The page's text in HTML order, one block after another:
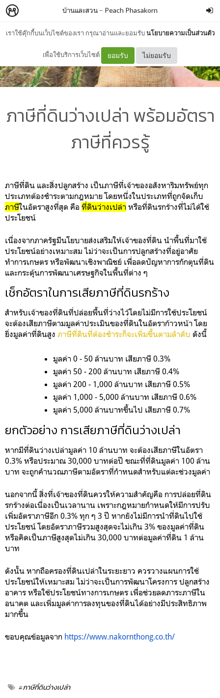
เราใช้คุ๊กกี้บนเว็บไซต์ของเรา กรุณาอ่านและยอมรับนโยบายความเป็นส่วนตัว
เพื่อใช้บริการเว็บไซต์ ยอมรับ ไม่ยอมรับ
บ้านและสวน – Peach Phasakorn
ภาษีที่ดินว่างเปล่า พร้อมอัตรา
ภาษีที่ควรรู้
ภาษีที่ดิน และสิ่งปลูกสร้าง เป็นภาษีที่เจ้าของอสังหาริมทรัพย์ทุก
ประเภทต้องชำระตามกฎหมาย โดยหนึ่งในประเภทที่ถูกจัดเก็บ
ภาษีในอัตราสูงที่สุด คือ ที่ดินว่างเปล่า หรือที่ดินรกร้างที่ไม่ได้ใช้
ประโยชน์
เนื่องจากภาครัฐมีนโยบายส่งเสริมให้เจ้าของที่ดิน นำพื้นที่มาใช้
ประโยชน์อย่างเหมาะสม ไม่ว่าจะเป็นการปลูกสร้างที่อยู่อาศัย
ทำการเกษตร หรือพัฒนาเชิงพาณิชย์ เพื่อลดปัญหาการกักตุนที่ดิน
และกระตุ้นการพัฒนาเศรษฐกิจในพื้นที่ต่าง ๆ
เช็กอัตราในการเสียภาษีที่ดินรกร้าง
สำหรับเจ้าของที่ดินที่ปล่อยพื้นที่ว่างไว้โดยไม่มีการใช้ประโยชน์
จะต้องเสียภาษีตามมูลค่าประเมินของที่ดินในอัตราก้าวหน้า โดย
ยิ่งมูลค่าที่ดินสูง ภาษีที่ดินที่ต้องชำระก็จะเพิ่มขึ้นตามลำดับ ดังนี้
มูลค่า 0 - 50 ล้านบาท เสียภาษี 0.3%
มูลค่า 50 - 200 ล้านบาท เสียภาษี 0.4%
มูลค่า 200 - 1,000 ล้านบาท เสียภาษี 0.5%
มูลค่า 1,000 - 5,000 ล้านบาท เสียภาษี 0.6%
มูลค่า 5,000 ล้านบาทขึ้นไป เสียภาษี 0.7%
ยกตัวอย่าง การเสียภาษีที่ดินว่างเปล่า
หากมีที่ดินว่างเปล่ามูลค่า 10 ล้านบาท จะต้องเสียภาษีในอัตรา
0.3% หรือประมาณ 30,000 บาทต่อปี ขณะที่ที่ดินมูลค่า 100 ล้าน
บาท จะถูกคำนวณภาษีตามอัตราที่กำหนดสำหรับแต่ละช่วงมูลค่า
นอกจากนี้ สิ่งที่เจ้าของที่ดินควรให้ความสำคัญคือ การปล่อยที่ดิน
รกร้างต่อเนื่องเป็นเวลานาน เพราะกฎหมายกำหนดให้มีการปรับ
เพิ่มอัตราภาษีอีก 0.3% ทุก ๆ 3 ปี หากยังไม่มีการนำที่ดินไปใช้
ประโยชน์ โดยอัตราภาษีรวมสูงสุดจะไม่เกิน 3% ของมูลค่าที่ดิน
หรือคิดเป็นภาษีสูงสุดไม่เกิน 30,000 บาทต่อมูลค่าที่ดิน 1 ล้าน
บาท
ดังนั้น หากถือครองที่ดินเปล่าในระยะยาว ควรวางแผนการใช้
ประโยชน์ให้เหมาะสม ไม่ว่าจะเป็นการพัฒนาโครงการ ปลูกสร้าง
อาคาร หรือใช้ประโยชน์ทางการเกษตร เพื่อช่วยลดภาระภาษีใน
อนาคต และเพิ่มมูลค่าการลงทุนของที่ดินได้อย่างมีประสิทธิภาพ
มากขึ้น
ขอบคุณข้อมูลจาก https://www.nakornthong.co.th/
#ภาษีที่ดินว่างเปล่า